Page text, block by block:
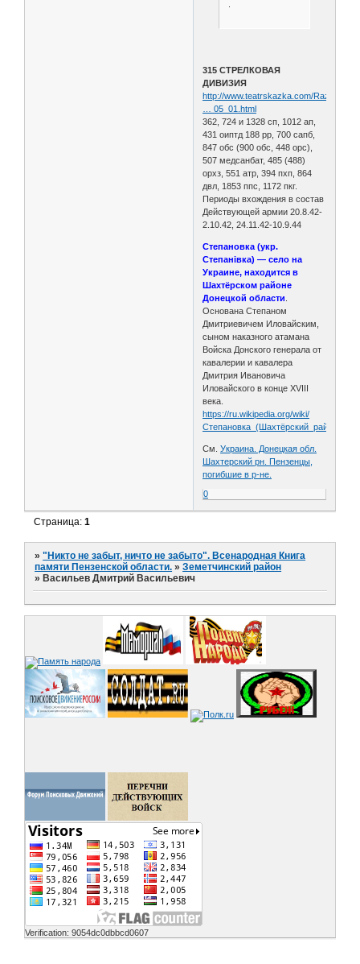
315 СТРЕЛКОВАЯ
ДИВИЗИЯ
http://www.teatrskazka.com/Raznoe/
… 05_01.html
362, 724 и 1328 сп, 1012 ап,
431 оиптд 188 рр, 700 сапб,
847 обс (900 обс, 448 орс),
507 медсанбат, 485 (488)
орхз, 551 атр, 394 пхп, 864
двл, 1853 ппс, 1172 пкг.
Периоды вхождения в состав
Действующей армии 20.8.42-
2.10.42, 24.11.42-10.9.44
Степановка (укр.
Степанівка) — село на
Украине, находится в
Шахтёрском районе
Донецкой области
Основана Степаном
Дмитриевичем Иловайским,
сыном наказного атамана
Войска Донского генерала от
кавалерии и кавалера
Дмитрия Ивановича
Иловайского в конце XVIII
века.
https://ru.wikipedia.org/wiki/
Степановка_(Шахтёрский_район)
См.Украина. Донецкая обл.
Шахтерский рн. Пензенцы,
погибшие в р-не.
0
Страница:1
»"Никто не забыт, ничто не забыто". Всенародная Книга
памяти Пензенской области. »Земетчинский район
» Васильев Дмитрий Васильевич
Verification: 9054dc0dbbcd0607